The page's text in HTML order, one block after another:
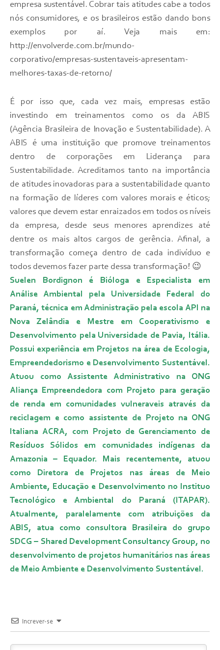
empresa sustentável. Cobrar tais atitudes cabe a todos
nós consumidores, e os brasileiros estão dando bons
exemplos por aí. Veja mais em:
http://envolverde.com.br/mundo-
corporativo/empresas-sustentaveis-apresentam-
melhores-taxas-de-retorno/
É por isso que, cada vez mais, empresas estão
investindo em treinamentos como os da ABIS
(Agência Brasileira de Inovação e Sustentabilidade). A
ABIS é uma instituição que promove treinamentos
dentro de corporações em Liderança para
Sustentabilidade. Acreditamos tanto na importância
de atitudes inovadoras para a sustentabilidade quanto
na formação de líderes com valores morais e éticos;
valores que devem estar enraizados em todos os níveis
da empresa, desde seus menores aprendizes até
dentre os mais altos cargos de gerência. Afinal, a
transformação começa dentro de cada indivíduo e
todos devemos fazer parte dessa transformação! 😉
Suelen Bordignon é Bióloga e Especialista em
Análise Ambiental pela Universidade Federal do
Paraná, técnica em Administração pela escola API na
Nova Zelândia e Mestre em Cooperativismo e
Desenvolvimento pela Universidade de Pavia, Itália.
Possui experiência em Projetos na área de Ecologia,
Empreendedorismo e Desenvolvimento Sustentável.
Atuou como Assistente Administrativo na ONG
Aliança Empreendedora com Projeto para geração
de renda em comunidades vulneraveis através da
reciclagem e como assistente de Projeto na ONG
Italiana ACRA, com Projeto de Gerenciamento de
Resíduos Sólidos em comunidades indígenas da
Amazonia – Equador. Mais recentemente, atuou
como Diretora de Projetos nas áreas de Meio
Ambiente, Educação e Desenvolvimento no Instituo
Tecnológico e Ambiental do Paraná (ITAPAR).
Atualmente, paralelamente com atribuições da
ABIS, atua como consultora Brasileira do grupo
SDCG – Shared Development Consultancy Group, no
desenvolvimento de projetos humanitários nas áreas
de Meio Ambiente e Desenvolvimento Sustentável.
Increver-se